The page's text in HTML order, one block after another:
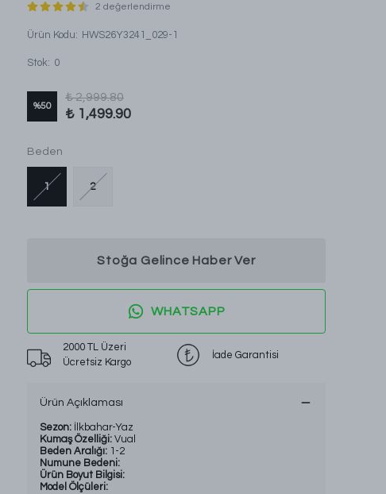
2 değerlendirme
Ürün Kodu: HWS26Y3241_029-1
Stok: 0
%50
₺ 2,999.80
₺ 1,499.90
Beden
1 2
Stoğa Gelince Haber Ver
WHATSAPP
2000 TL Üzeri
Ücretsiz Kargo
İade Garantisi
Ürün Açıklaması
Sezon: İlkbahar-Yaz
Kumaş Özelliği: Vual
Beden Aralığı: 1-2
Numune Bedeni:
Ürün Boyut Bilgisi:
Model Ölçüleri: